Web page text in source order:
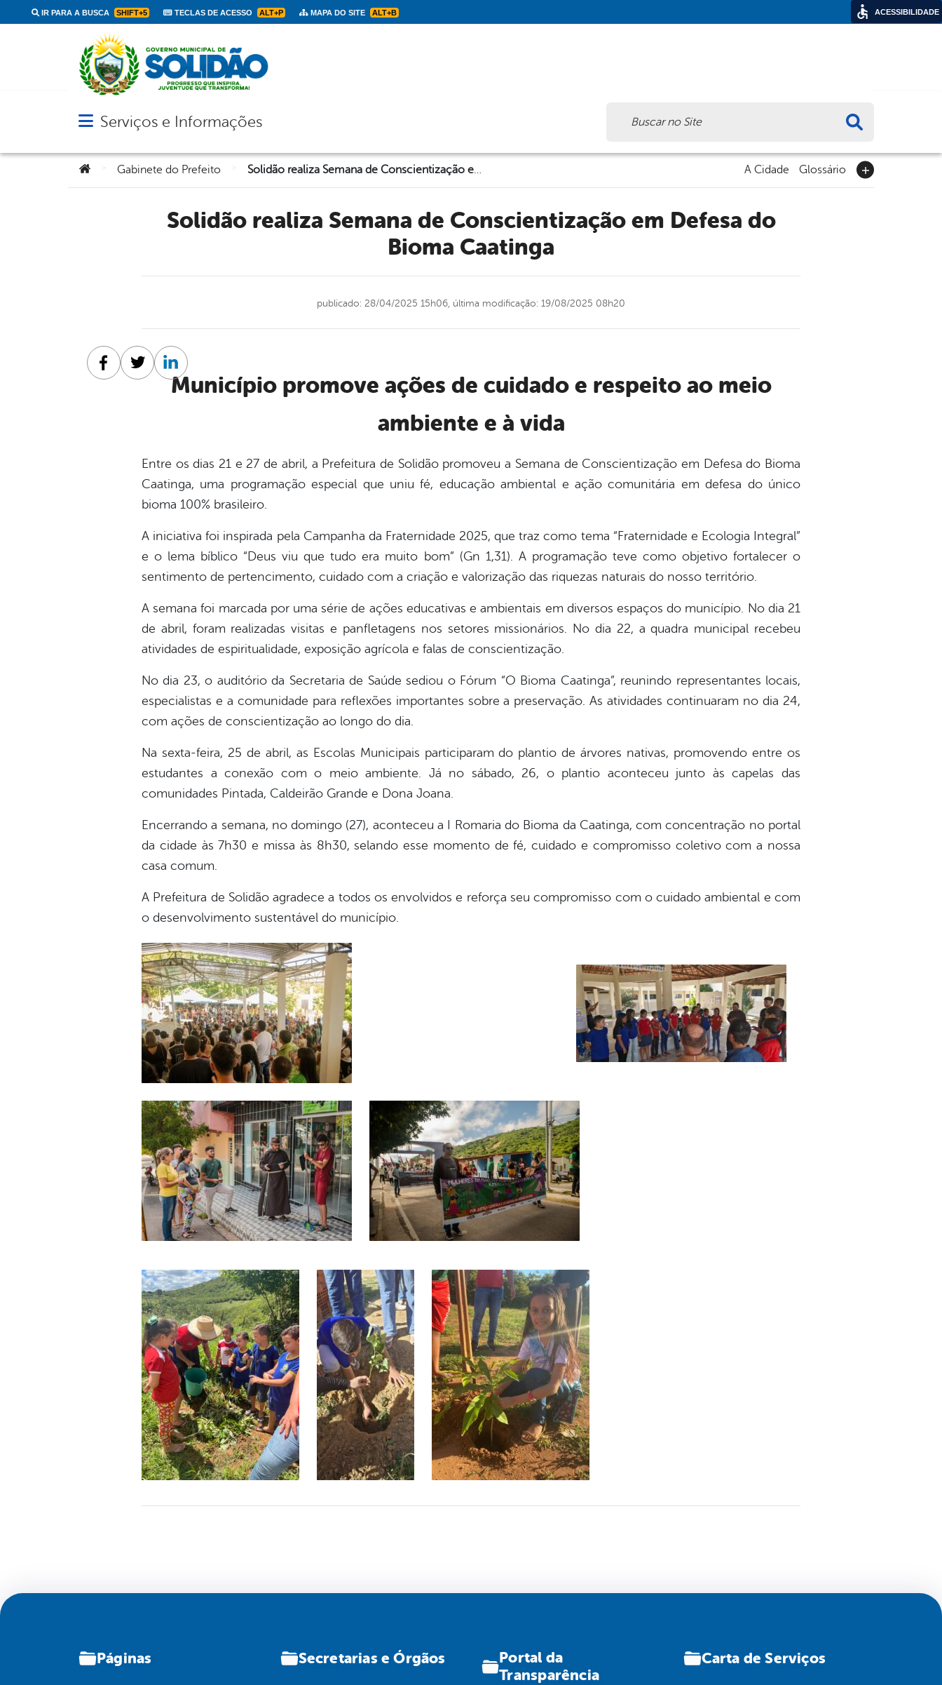
IR PARA A BUSCA SHIFT+5 TECLAS DE ACESSO ALT+P MAPA DO SITE ALT+B
Abrir menu principal de navegação
Serviços e Informações
Você está aqui:Gabinete do Prefeito Solidão realiza Semana de Conscientização em Defesa do Bioma Caatinga A Cidade Glossário
Solidão realiza Semana de Conscientização em Defesa do
Bioma Caatinga
publicado: 28/04/2025 15h06, última modificação: 19/08/2025 08h20
Município promove ações de cuidado e respeito ao meio
ambiente e à vida
Entre os dias 21 e 27 de abril, a Prefeitura de Solidão promoveu a Semana de Conscientização em Defesa do Bioma
Caatinga, uma programação especial que uniu fé, educação ambiental e ação comunitária em defesa do único
bioma 100% brasileiro.
A iniciativa foi inspirada pela Campanha da Fraternidade 2025, que traz como tema “Fraternidade e Ecologia Integral”
e o lema bíblico “Deus viu que tudo era muito bom” (Gn 1,31). A programação teve como objetivo fortalecer o
sentimento de pertencimento, cuidado com a criação e valorização das riquezas naturais do nosso território.
A semana foi marcada por uma série de ações educativas e ambientais em diversos espaços do município. No dia 21
de abril, foram realizadas visitas e panfletagens nos setores missionários. No dia 22, a quadra municipal recebeu
atividades de espiritualidade, exposição agrícola e falas de conscientização.
No dia 23, o auditório da Secretaria de Saúde sediou o Fórum “O Bioma Caatinga”, reunindo representantes locais,
especialistas e a comunidade para reflexões importantes sobre a preservação. As atividades continuaram no dia 24,
com ações de conscientização ao longo do dia.
Na sexta-feira, 25 de abril, as Escolas Municipais participaram do plantio de árvores nativas, promovendo entre os
estudantes a conexão com o meio ambiente. Já no sábado, 26, o plantio aconteceu junto às capelas das
comunidades Pintada, Caldeirão Grande e Dona Joana.
Encerrando a semana, no domingo (27), aconteceu a I Romaria do Bioma da Caatinga, com concentração no portal
da cidade às 7h30 e missa às 8h30, selando esse momento de fé, cuidado e compromisso coletivo com a nossa
casa comum.
A Prefeitura de Solidão agradece a todos os envolvidos e reforça seu compromisso com o cuidado ambiental e com
o desenvolvimento sustentável do município.
Facebook
TwitterLinkedin
Páginas Secretarias e Órgãos
Portal da
Transparência
Carta de Serviços
ACESSIBILIDADE